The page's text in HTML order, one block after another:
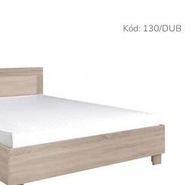
Kód: 130/DUB